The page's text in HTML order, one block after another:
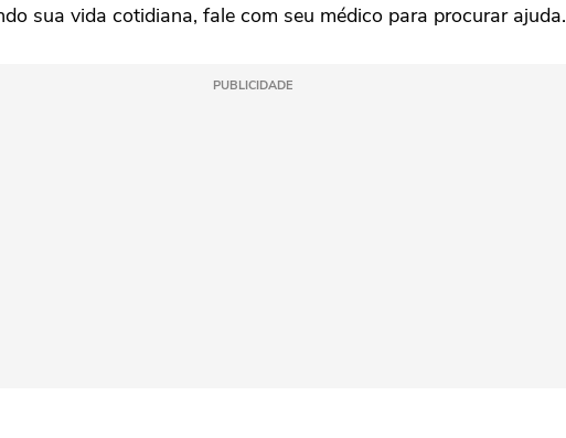
sua vida cotidiana, fale com seu médico para procurar ajuda.
PUBLICIDADE